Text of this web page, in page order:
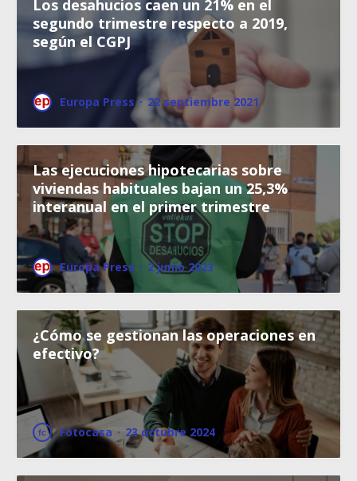
Los desahucios caen un 21% en el
segundo trimestre respecto a 2019,
según el CGPJ
Europa Press · 22 septiembre 2021
Las ejecuciones hipotecarias sobre
viviendas habituales bajan un 25,3%
interanual en el primer trimestre
Europa Press · 2 junio 2023
¿Cómo se gestionan las operaciones en
efectivo?
Fotocasa · 23 octubre 2024